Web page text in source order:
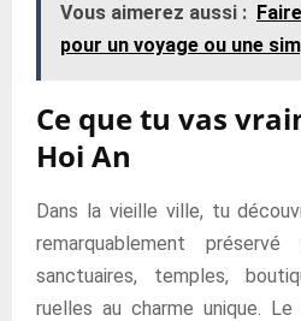
Vous aimerez aussi :
pour un voyage ou une
Ce que tu vas
Hoi An
Dans la vieille ville, tu
remarquablement
sanctuaires, temples,
ruelles au charme unique.